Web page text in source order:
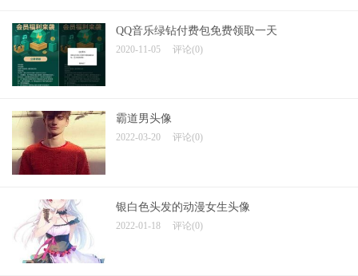
QQ音乐绿钻付费包免费领取一天
2020-11-05 评论(0)
霸道男头像
2022-03-20 评论(0)
银白色头发的动漫女生头像
2022-01-18 评论(0)